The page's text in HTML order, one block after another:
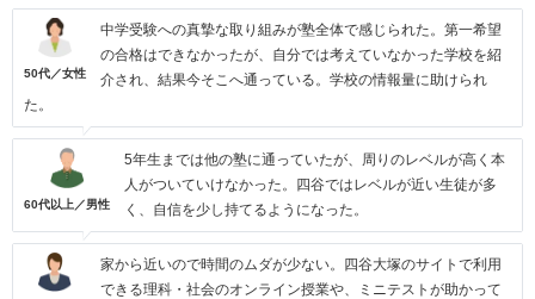
50代／女性
中学受験への真摯な取り組みが塾全体で感じられた。第一希望
の合格はできなかったが、自分では考えていなかった学校を紹
介され、結果今そこへ通っている。学校の情報量に助けられ
た。
60代以上／男性
5年生までは他の塾に通っていたが、周りのレベルが高く本
人がついていけなかった。四谷ではレベルが近い生徒が多
く、自信を少し持てるようになった。
家から近いので時間のムダが少ない。四谷大塚のサイトで利用
できる理科・社会のオンライン授業や、ミニテストが助かって